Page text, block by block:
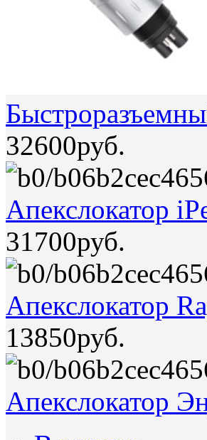
32600руб.
Апекслокатор
31700руб.
Апекслокатор
13850руб.
Апекслокатор